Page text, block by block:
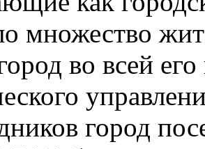
множество
во всей
город